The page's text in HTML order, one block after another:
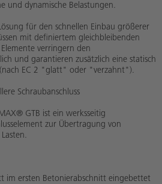
und dynamische Belastungen.
für den schnellen Einbau größerer
mit definiertem gleichbleibenden
verringern den
und garantieren zusätzlich eine statisch
EC 2 "glatt" oder "verzahnt").
Schraubanschluss
GTB ist ein werksseitig
zur Übertragung von
im ersten Betonierabschnitt eingebettet